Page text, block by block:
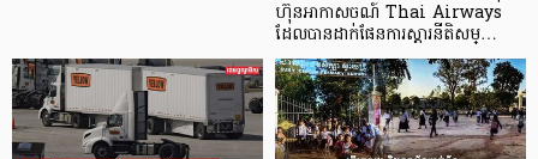
ហ៊ុនអាកាសចណ៍ Thai Airways
ដែលបានដាក់ផែនការស្ដារនីតិសម្…